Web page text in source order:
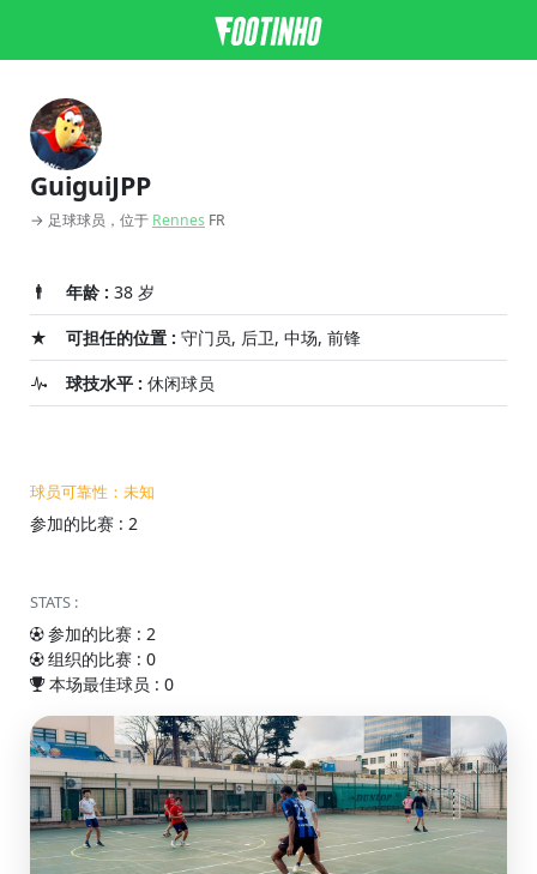
GuiguiJPP
→ 足球球员，位于 Rennes FR
年龄 : 38 岁
可担任的位置 : 守门员, 后卫, 中场, 前锋
球技水平 : 休闲球员
球员可靠性：未知
参加的比赛 : 2
STATS :
参加的比赛 : 2
组织的比赛 : 0
本场最佳球员 : 0